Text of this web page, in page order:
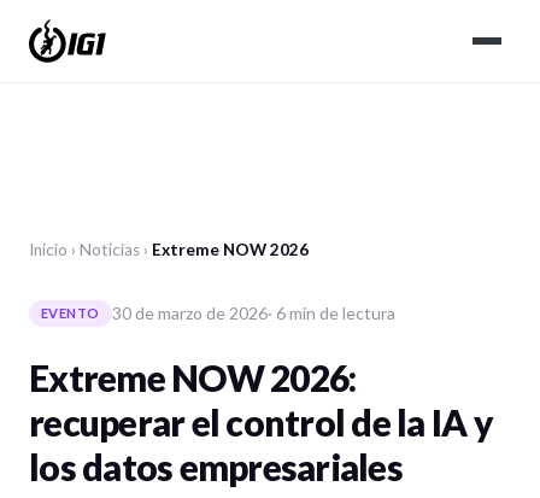
Inicio › Noticias › Extreme NOW 2026
EVENTO 30 de marzo de 2026· 6 min de lectura
Extreme NOW 2026:
recuperar el control de la IA y
los datos empresariales